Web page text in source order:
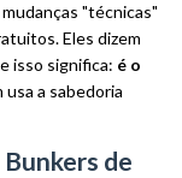
"técnicas"
Eles dizem
isso significa: é o
a sabedoria
de